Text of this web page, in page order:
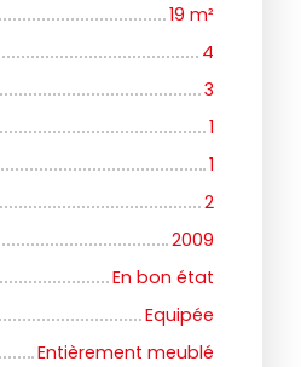
19 m²
4
3
1
1
2
2009
En bon état
Equipée
Entièrement meublé